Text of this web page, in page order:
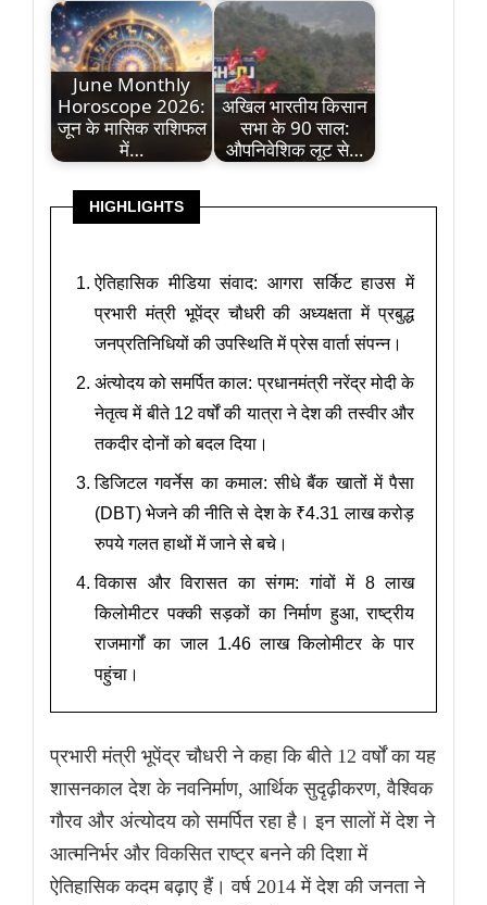
June Monthly
Horoscope 2026:
जून के मासिक राशिफल
में…
अखिल भारतीय किसान
सभा के 90 साल:
औपनिवेशिक लूट से…
HIGHLIGHTS
ऐतिहासिक मीडिया संवाद: आगरा सर्किट हाउस में
प्रभारी मंत्री भूपेंद्र चौधरी की अध्यक्षता में प्रबुद्ध
जनप्रतिनिधियों की उपस्थिति में प्रेस वार्ता संपन्न।
अंत्योदय को समर्पित काल: प्रधानमंत्री नरेंद्र मोदी के
नेतृत्व में बीते 12 वर्षों की यात्रा ने देश की तस्वीर और
तकदीर दोनों को बदल दिया।
डिजिटल गवर्नेस का कमाल: सीधे बैंक खातों में पैसा
(DBT) भेजने की नीति से देश के ₹4.31 लाख करोड़
रुपये गलत हाथों में जाने से बचे।
विकास और विरासत का संगम: गांवों में 8 लाख
किलोमीटर पक्की सड़कों का निर्माण हुआ, राष्ट्रीय
राजमार्गों का जाल 1.46 लाख किलोमीटर के पार
पहुंचा।
प्रभारी मंत्री भूपेंद्र चौधरी ने कहा कि बीते 12 वर्षों का यह
शासनकाल देश के नवनिर्माण, आर्थिक सुदृढ़ीकरण, वैश्विक
गौरव और अंत्योदय को समर्पित रहा है। इन सालों में देश ने
आत्मनिर्भर और विकसित राष्ट्र बनने की दिशा में
ऐतिहासिक कदम बढ़ाए हैं। वर्ष 2014 में देश की जनता ने